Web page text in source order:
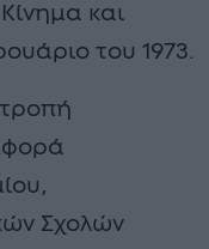
και
του 1973.
Σχολών